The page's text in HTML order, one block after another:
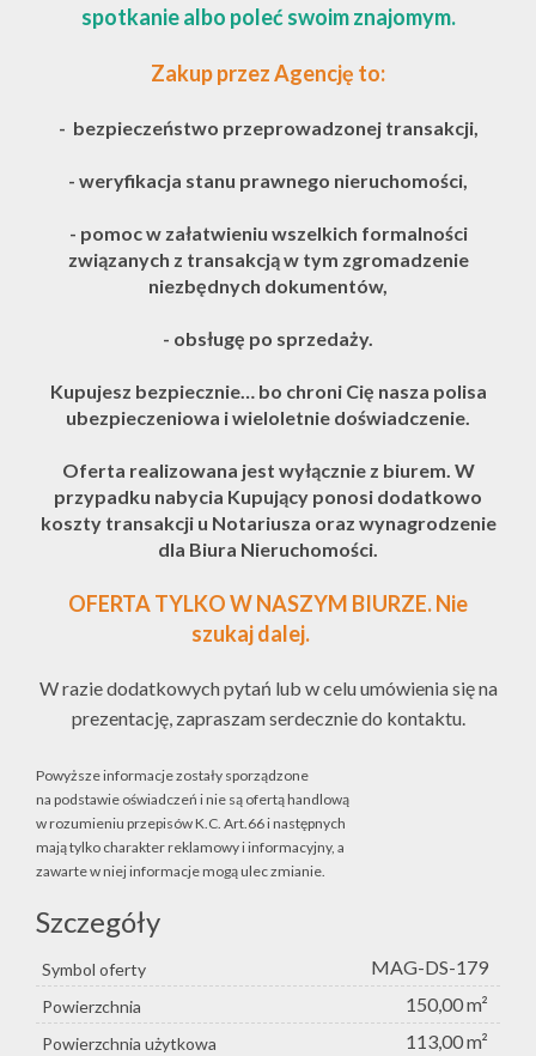
spotkanie albo poleć swoim znajomym.
Zakup przez Agencję to:
- bezpieczeństwo przeprowadzonej transakcji,
- weryfikacja stanu prawnego nieruchomości,
- pomoc w załatwieniu wszelkich formalności
związanych z transakcją w tym zgromadzenie
niezbędnych dokumentów,
- obsługę po sprzedaży.
Kupujesz bezpiecznie… bo chroni Cię nasza polisa
ubezpieczeniowa i wieloletnie doświadczenie.
Oferta realizowana jest wyłącznie z biurem. W
przypadku nabycia Kupujący ponosi dodatkowo
koszty transakcji u Notariusza oraz wynagrodzenie
dla Biura Nieruchomości.
OFERTA TYLKO W NASZYM BIURZE. Nie
szukaj dalej.
W razie dodatkowych pytań lub w celu umówienia się na
prezentację, zapraszam serdecznie do kontaktu.
Powyższe informacje zostały sporządzone
na podstawie oświadczeń i nie są ofertą handlową
w rozumieniu przepisów K.C. Art.66 i następnych
mają tylko charakter reklamowy i informacyjny, a
zawarte w niej informacje mogą ulec zmianie.
Szczegóły
Symbol oferty MAG-DS-179
Powierzchnia 150,00 m²
Powierzchnia użytkowa 113,00 m²